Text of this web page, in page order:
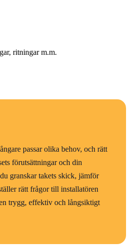
ritningar m.m.
passar olika behov, och rätt
förutsättningar och din
granskar takets skick, jämför
rätt frågor till installatören
trygg, effektiv och långsiktigt